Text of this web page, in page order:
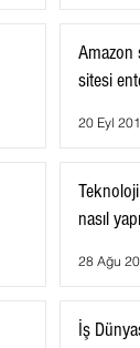
Amazon
sitesi
20 Eyl
nasıl
28 Ağu
İş